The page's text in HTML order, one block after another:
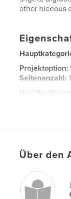
other hideous
Projektoption:
Seitenanzahl:
monsters ,
portfolio
Über den